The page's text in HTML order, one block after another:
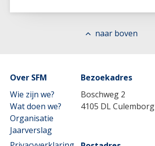
Lees meer
Lees meer
naar boven
Over SFM
Wie zijn we?
Wat doen we?
Organisatie
Jaarverslag
Bezoekadres
Boschweg 2
4105 DL Culemborg